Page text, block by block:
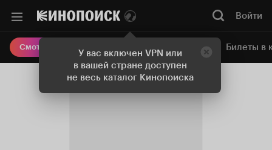
У вас включен VPN или
в вашей стране доступен
не весь каталог Кинопоиска
Войти
Смотреть кино Онлайн-кинотеатр Билеты в